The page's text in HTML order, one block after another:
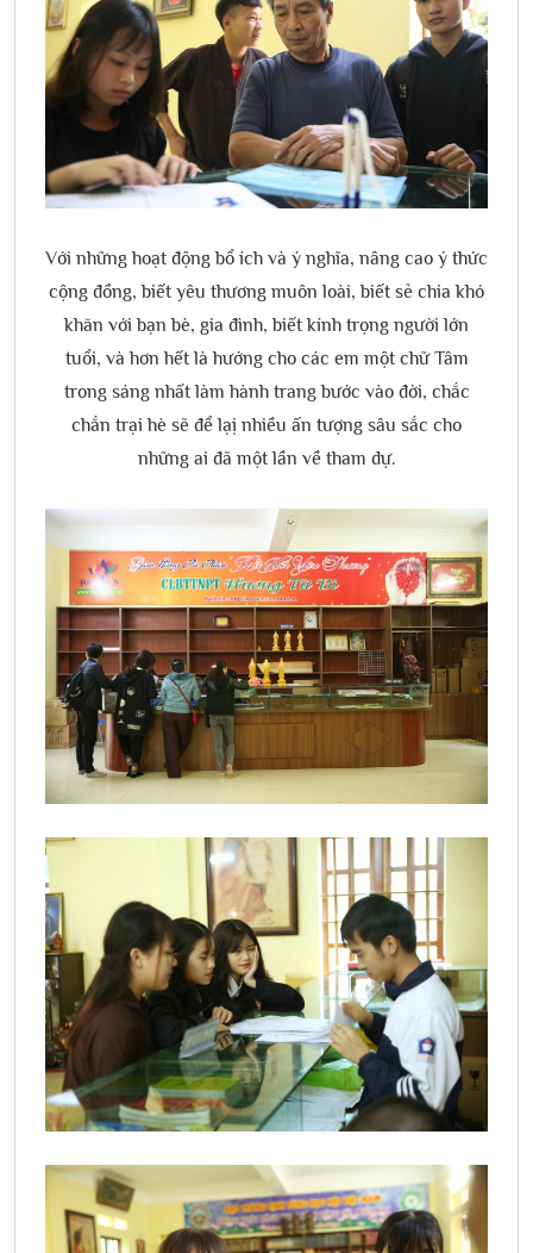
Với những hoạt động bổ ích và ý nghĩa, nâng cao ý thức
cộng đồng, biết yêu thương muôn loài, biết sẻ chia khó
khăn với bạn bè, gia đình, biết kính trọng người lớn
tuổi, và hơn hết là hướng cho các em một chữ Tâm
trong sáng nhất làm hành trang bước vào đời, chắc
chắn trại hè sẽ để lạị nhiều ấn tượng sâu sắc cho
những ai đã một lần về tham dự.